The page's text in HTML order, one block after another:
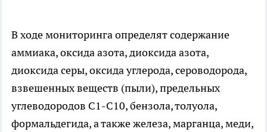
В ходе мониторинга определят содержание
аммиака, оксида азота, диоксида азота,
диоксида серы, оксида углерода, сероводорода,
взвешенных веществ (пыли), предельных
углеводородов С1-С10, бензола, толуола,
формальдегида, а также железа, марганца, меди,